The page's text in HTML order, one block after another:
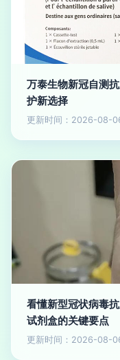
万泰生物新冠自测
护新选择
更新时间：2026-08-
看懂新型冠状病毒
试剂盒的关键要点
更新时间：2026-08-